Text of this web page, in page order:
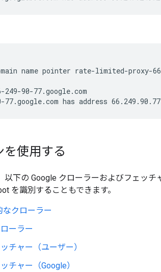
name pointer rate-limited-proxy-
90-77.google.com
has address 66.249.90.77
を使用する
以下の Google クローラーおよびフェッ
を識別することもできます。
クローラー
ーラー
チャー（ユーザー）
チャー（Google）